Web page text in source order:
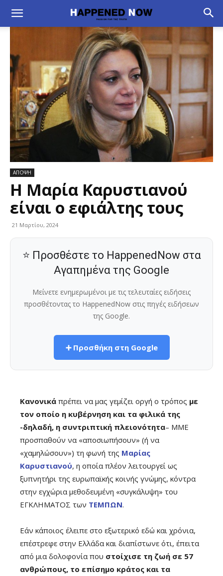
ΑΠΟΨΗ
Η Μαρία Καρυστιανού
είναι ο εφιάλτης τους
21 Μαρτίου, 2024
⭐ Προσθέστε το HappenedNow στα
Αγαπημένα της Google
Μείνετε ενημερωμένοι με τις τελευταίες ειδήσεις
προσθέτοντας το HappenedNow στις πηγές ειδήσεων
της Google.
➕ Προσθήκη στη Google
Κανονικά πρέπει να μας γεμίζει οργή ο τρόπος με
τον οποίο η κυβέρνηση και τα φιλικά της
-δηλαδή, η συντριπτική πλειονότητα– ΜΜΕ
προσπαθούν να «αποσιωπήσουν» (ή να
«χαμηλώσουν») τη φωνή της Μαρίας
Καρυστιανού, η οποία πλέον λειτουργεί ως
ξυπνητήρι της ευρωπαϊκής κοινής γνώμης, κόντρα
στην εγχώρια μεθοδευμένη «συγκάλυψη» του
ΕΓΚΛΗΜΑΤΟΣ των ΤΕΜΠΩΝ.
Εάν κάποιος έλειπε στο εξωτερικό εδώ και χρόνια,
επέστρεφε στην Ελλάδα και διαπίστωνε ότι, έπειτα
από μια δολοφονία που στοίχισε τη ζωή σε 57
ανθρώπους, το επίσημο κράτος και τα